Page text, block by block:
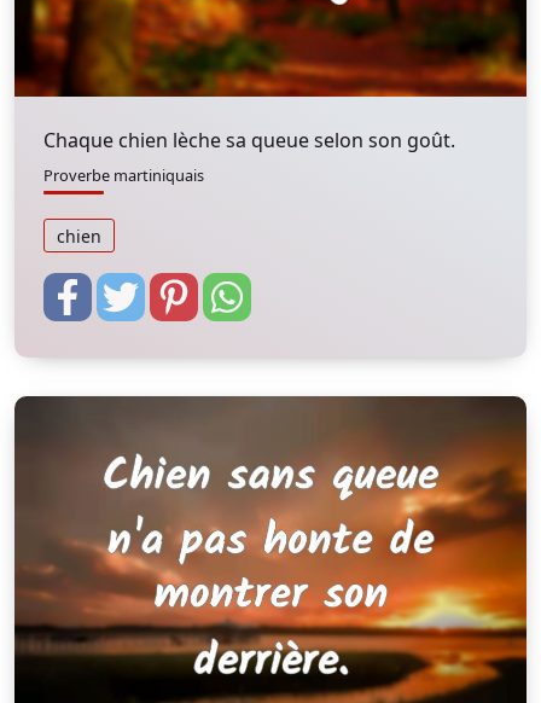
Chaque chien lèche sa queue selon son goût.
Proverbe martiniquais
chien